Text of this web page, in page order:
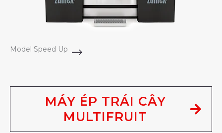
Model Speed Up
MÁY ÉP TRÁI CÂY
MULTIFRUIT